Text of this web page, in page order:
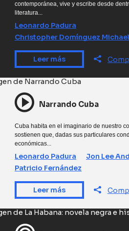
contemporánea, vive y escribe desde
literatura...
Leonardo Padura
Christopher Domínguez Michael
Leer más
Narrando Cuba
Cuba habita en el imaginario de nuestro
sostienen que, dadas sus particulares
económicas...
Leonardo Padura
Jon Lee
Patricio Fernández
Leer más